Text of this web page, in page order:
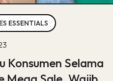
ESSENTIALS
Konsumen Selama